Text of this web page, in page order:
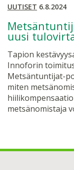
UUTISET 6.8.2024
uusi
Tapion
Innoforin
Metsäntuntijat-
miten
metsänomistaja